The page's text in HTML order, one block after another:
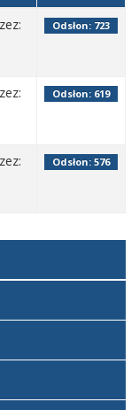
Odsłon: 723
Odsłon: 619
Odsłon: 576